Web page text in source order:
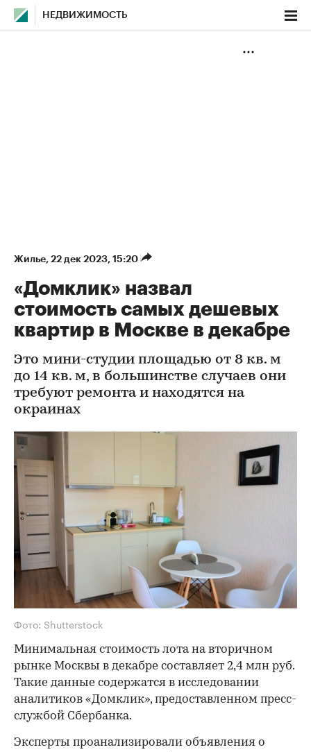
НЕДВИЖИМОСТЬ
Жилье⁠, 22 дек 2023, 15:20
«Домклик» назвал
стоимость самых дешевых
квартир в Москве в декабре
Это мини-студии площадью от 8 кв. м
до 14 кв. м, в большинстве случаев они
требуют ремонта и находятся на
окраинах
Фото: Shutterstock
Минимальная стоимость лота на вторичном
рынке Москвы в декабре составляет 2,4 млн руб.
Такие данные содержатся в исследовании
аналитиков «Домклик», предоставленном пресс-
службой Сбербанка.
Эксперты проанализировали объявления о